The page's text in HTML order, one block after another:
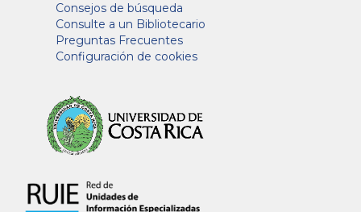
Consejos de búsqueda
Consulte a un Bibliotecario
Preguntas Frecuentes
Configuración de cookies